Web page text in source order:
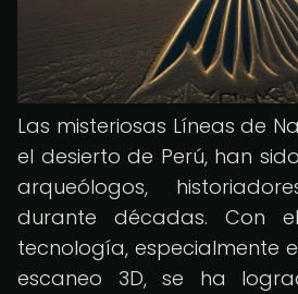
Las misteriosas Líneas de
el desierto de Perú, han
arqueólogos,
durante décadas. Con
tecnología, especialmente
escaneo 3D, se ha